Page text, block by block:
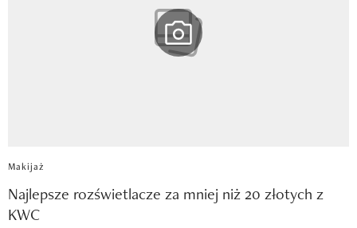
Makijaż
Najlepsze rozświetlacze za mniej niż 20 złotych z
KWC